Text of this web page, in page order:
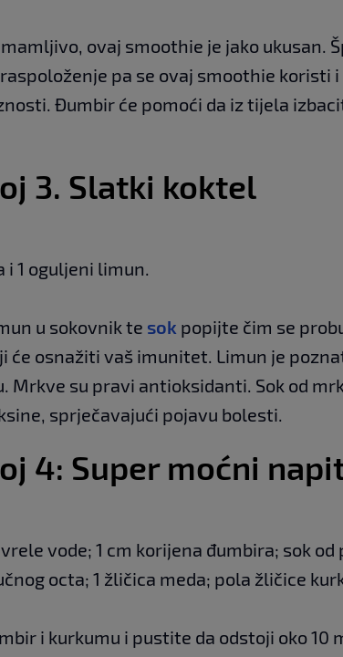
ovaj smoothie je jako ukusan.
pa se ovaj smoothie koristi
Đumbir će pomoći da iz tijela
3. Slatki koktel
i 1 oguljeni limun.
u sokovnik te sok popijte čim se
će osnažiti vaš imunitet. Limun je
Mrkve su pravi antioksidanti. Sok od
sprječavajući pojavu bolesti.
4: Super moćni
vode; 1 cm korijena đumbira; sok
octa; 1 žličica meda; pola žličice
i kurkumu i pustite da odstoji oko 10